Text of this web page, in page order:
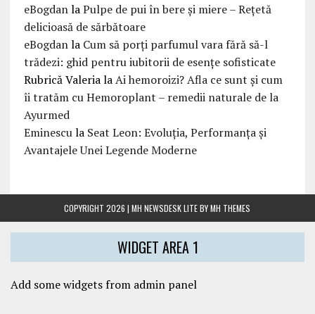
eBogdanlaPulpe de pui în bere și miere – Rețetă
delicioasă de sărbătoare
eBogdanla Cum să porți parfumul vara fără să-l
trădezi: ghid pentru iubitorii de esențe sofisticate
Rubrică ValerialaAi hemoroizi? Afla ce sunt și cum
îi tratăm cu Hemoroplant – remedii naturale de la
Ayurmed
Eminescula Seat Leon: Evoluția, Performanța și
Avantajele Unei Legende Moderne
COPYRIGHT 2026 | MH NEWSDESK LITE BYMH THEMES
WIDGET AREA 1
Add some widgets from admin panel